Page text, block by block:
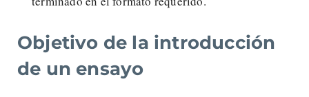
Objetivo de la introducción
de un ensayo